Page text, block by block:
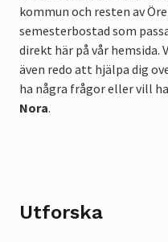
kommun och resten av
semesterbostad som
direkt här på vår hemsida.
även redo att hjälpa dig
ha några frågor eller vill
Nora.
Utforska